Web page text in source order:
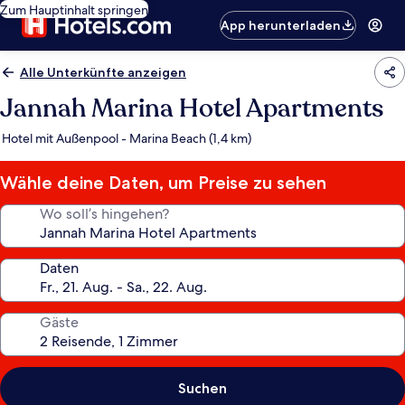
Zum Hauptinhalt springen
App herunterladen
Alle Unterkünfte anzeigen
Jannah Marina Hotel Apartments
Hotel mit Außenpool - Marina Beach (1,4 km)
Wähle deine Daten, um Preise zu sehen
Wo soll’s hingehen?
Daten
Gäste
Suchen